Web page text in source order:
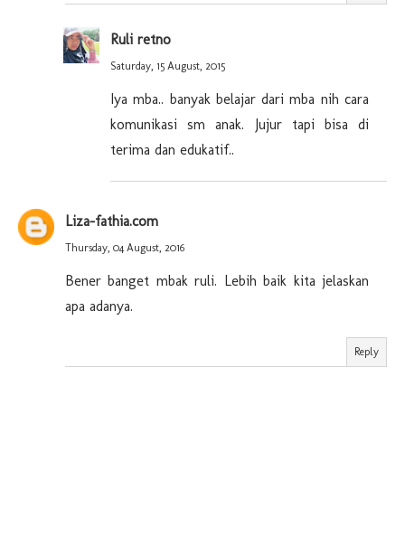
Ruli retno
Saturday, 15 August, 2015
Iya mba.. banyak belajar dari mba nih cara
komunikasi sm anak. Jujur tapi bisa di
terima dan edukatif..
Liza-fathia.com
Thursday, 04 August, 2016
Bener banget mbak ruli. Lebih baik kita jelaskan
apa adanya.
Reply